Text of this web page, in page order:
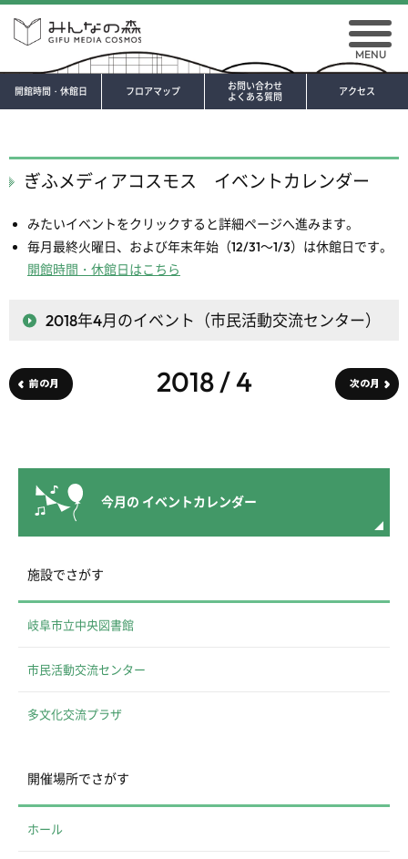
アクセス
開館時間・休館日 フロアマップ
お問い合わせ
よくある質問
MENU
ぎふメディアコスモス イベントカレンダー
みたいイベントをクリックすると詳細ページへ進みます。
毎月最終火曜日、および年末年始（12/31～1/3）は休館日です。
開館時間・休館日はこちら
2018年4月のイベント（市民活動交流センター）
前の月 2018 / 4 次の月
今月の イベントカレンダー
施設でさがす
岐阜市立中央図書館
市民活動交流センター
多文化交流プラザ
開催場所でさがす
ホール